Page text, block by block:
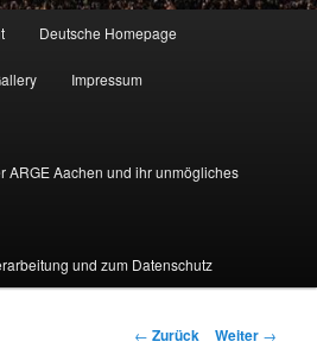
Deutsche Homepage
Impressum
ARGE Aachen und ihr unmögliches
und zum Datenschutz
Beitragsnavigation
← Zurück Weiter →